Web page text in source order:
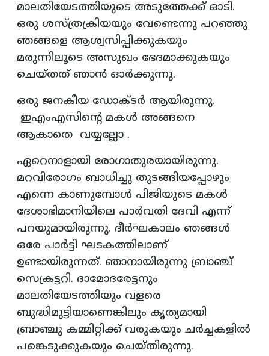
മാലതിയേടത്തിയുടെ അടുത്തേക്ക് ഓടി.
ഒരു ശസ്ത്രക്രിയയും വേണ്ടെന്നു പറഞ്ഞു
ഞങ്ങളെ ആശ്വസിപ്പിക്കുകയും
മരുന്നിലൂടെ അസുഖം ഭേദമാക്കുകയും
ചെയ്തത് ഞാൻ ഓർക്കുന്നു.
ഒരു ജനകീയ ഡോക്ടർ ആയിരുന്നു.
ഇഎംഎസിന്റെ മകൾ അങ്ങനെ
ആകാതെ വയ്യല്ലോ .
ഏറെനാളായി രോഗാതുരയായിരുന്നു.
മറവിരോഗം ബാധിച്ചു തുടങ്ങിയപ്പോഴും
എന്നെ കാണുമ്പോൾ പിജിയുടെ മകൾ
ദേശാഭിമാനിയിലെ പാർവതി ദേവി എന്ന്
പറയുമായിരുന്നു. ദീർഘകാലം ഞങ്ങൾ
ഒരേ പാർട്ടി ഘടകത്തിലാണ്
ഉണ്ടായിരുന്നത്. ഞാനായിരുന്നു ബ്രാഞ്ച്
സെക്രട്ടറി. ദാമോദരേട്ടനും
മാലതിയേടത്തിയും വളരെ
ബുദ്ധിമുട്ടിയാണെങ്കിലും കൃത്യമായി
ബ്രാഞ്ചു കമ്മിറ്റിക്ക് വരുകയും ചർച്ചകളിൽ
പങ്കെടുക്കുകയും ചെയ്തിരുന്നു.